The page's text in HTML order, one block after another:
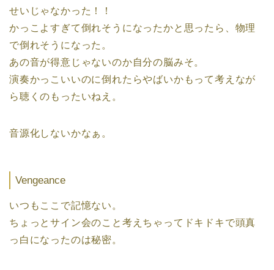
せいじゃなかった！！
かっこよすぎて倒れそうになったかと思ったら、物理
で倒れそうになった。
あの音が得意じゃないのか自分の脳みそ。
演奏かっこいいのに倒れたらやばいかもって考えなが
ら聴くのもったいねえ。
音源化しないかなぁ。
Vengeance
いつもここで記憶ない。
ちょっとサイン会のこと考えちゃってドキドキで頭真
っ白になったのは秘密。